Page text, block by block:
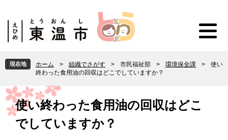
頭
で
。
飛
ば
て
本
現在地 ホーム > 組織でさがす > 市民福祉部 > 環境保全課 >
使い
終わった食用油の回収はどこでしていますか？
本
文 使い終わった食用油の回収はどこ
でしていますか？